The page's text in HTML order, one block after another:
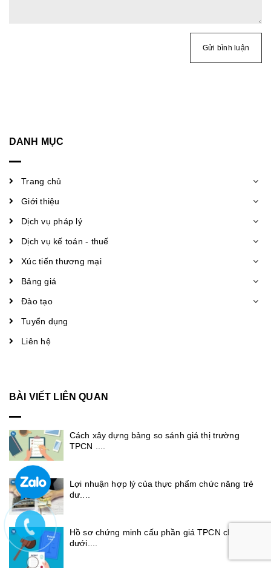
Gửi bình luận
DANH MỤC
Trang chủ
Giới thiệu
Dịch vụ pháp lý
Dịch vụ kế toán - thuế
Xúc tiến thương mại
Bảng giá
Đào tạo
Tuyển dụng
Liên hệ
BÀI VIẾT LIÊN QUAN
Cách xây dựng bảng so sánh giá thị trường
TPCN ....
Lợi nhuận hợp lý của thực phẩm chức năng trẻ
dư....
Hồ sơ chứng minh cấu phần giá TPCN cho trẻ
dưới....